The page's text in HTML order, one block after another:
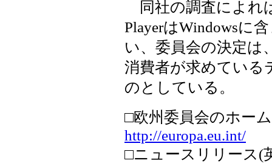
同社の調査によれ
PlayerはWindowsに
い、委員会の決定は
消費者が求めている
のとしている。
□欧州委員会のホー
http://europa.eu.int/
□ニュースリリース(